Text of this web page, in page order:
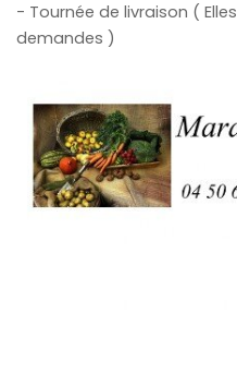
- Tournée de livraison (
demandes )